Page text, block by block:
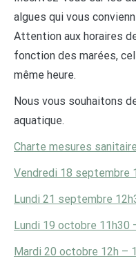
algues qui vous
Attention aux horaires
fonction des marées,
même heure.
Nous vous souhaitons
aquatique.
Charte mesures
Vendredi 18 septembre
Lundi 21 septembre
Lundi 19 octobre 11h30
Mardi 20 octobre 12h –